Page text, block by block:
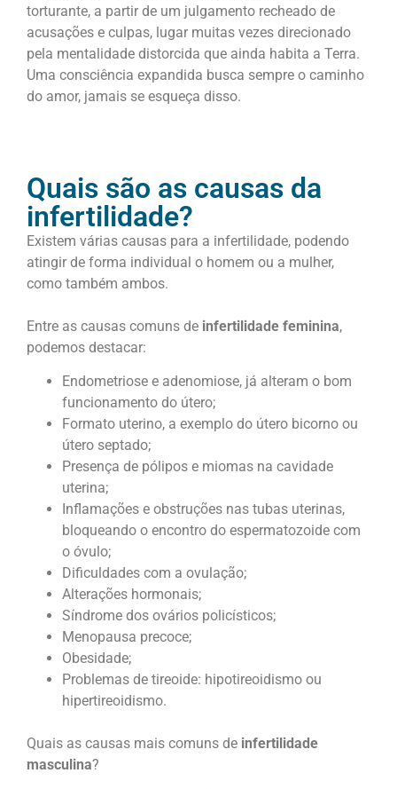
torturante, a partir de um julgamento recheado de
acusações e culpas, lugar muitas vezes direcionado
pela mentalidade distorcida que ainda habita a Terra.
Uma consciência expandida busca sempre o caminho
do amor, jamais se esqueça disso.
Quais são as causas da
infertilidade?
Existem várias causas para a infertilidade, podendo
atingir de forma individual o homem ou a mulher,
como também ambos.
Entre as causas comuns de infertilidade feminina,
podemos destacar:
Endometriose e adenomiose, já alteram o bom
funcionamento do útero;
Formato uterino, a exemplo do útero bicorno ou
útero septado;
Presença de pólipos e miomas na cavidade
uterina;
Inflamações e obstruções nas tubas uterinas,
bloqueando o encontro do espermatozoide com
o óvulo;
Dificuldades com a ovulação;
Alterações hormonais;
Síndrome dos ovários policísticos;
Menopausa precoce;
Obesidade;
Problemas de tireoide: hipotireoidismo ou
hipertireoidismo.
Quais as causas mais comuns de infertilidade
masculina?